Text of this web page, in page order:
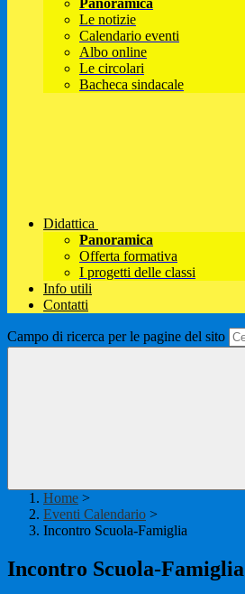
Panoramica
Le notizie
Calendario eventi
Albo online
Le circolari
Bacheca sindacale
Didattica
Panoramica
Offerta formativa
I progetti delle classi
Info utili
Contatti
Campo di ricerca per le pagine del sito
Home >
Eventi Calendario >
Incontro Scuola-Famiglia
Incontro Scuola-Famiglia